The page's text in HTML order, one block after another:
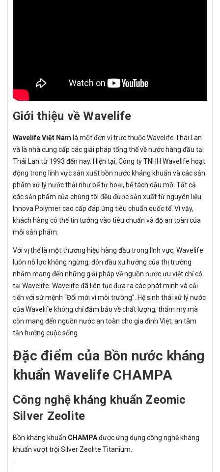
Giới thiệu về Wavelife
Wavelife Việt Nam là một đơn vị trực thuộc Wavelife Thái Lan
và là nhà cung cấp các giải pháp tổng thể về nước hàng đầu tại
Thái Lan từ 1993 đến nay. Hiện tại, Công ty TNHH Wavelife hoạt
động trong lĩnh vực sản xuất bồn nước kháng khuẩn và các sản
phẩm xử lý nước thải như bể tự hoại, bể tách dầu mỡ. Tất cả
các sản phẩm của chúng tôi đều được sản xuất từ nguyên liệu
Innova Polymer cao cấp đáp ứng tiêu chuẩn quốc tế. Vì vậy,
khách hàng có thể tin tưởng vào tiêu chuẩn và độ an toàn của
mỗi sản phẩm.
Với vị thế là một thương hiệu hàng đầu trong lĩnh vực, Wavelife
luôn nỗ lực không ngừng, đón đầu xu hướng của thị trường
nhằm mang đến những giải pháp về nguồn nước ưu việt chỉ có
tại Wavelife. Wavelife đã liên tục đưa ra các phát minh và cải
tiến với sứ mệnh “Đổi mới vì môi trường”. Hệ sinh thái xử lý nước
của Wavelife không chỉ đảm bảo về chất lượng, thẩm mỹ mà
còn mang đến nguồn nước an toàn cho gia đình Việt, an tâm
tận hưởng cuộc sống.
Đặc điểm của Bồn nước kháng
khuẩn Wavelife CHAMPA
Công nghệ kháng khuẩn Zeomic
Silver Zeolite
Bồn kháng khuẩn CHAMPAđược ứng dụng công nghệ kháng
khuẩn vượt trội Silver Zeolite Titanium.